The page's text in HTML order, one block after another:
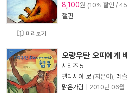
미리보기
8,100원 (10% 할인 /
절판
오랑우탄 오띠에게
시리즈 5
펠리시아 로 (지은이), 레
맑은가람
2010년 06월